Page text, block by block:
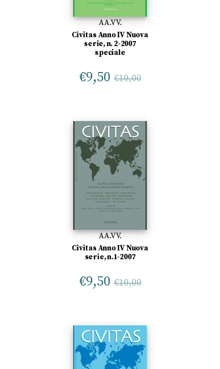
AA.VV.
Civitas Anno IV Nuova
serie, n. 2-2007
speciale
€9,50 €10,00
AA.VV.
Civitas Anno IV Nuova
serie, n.1-2007
€9,50 €10,00